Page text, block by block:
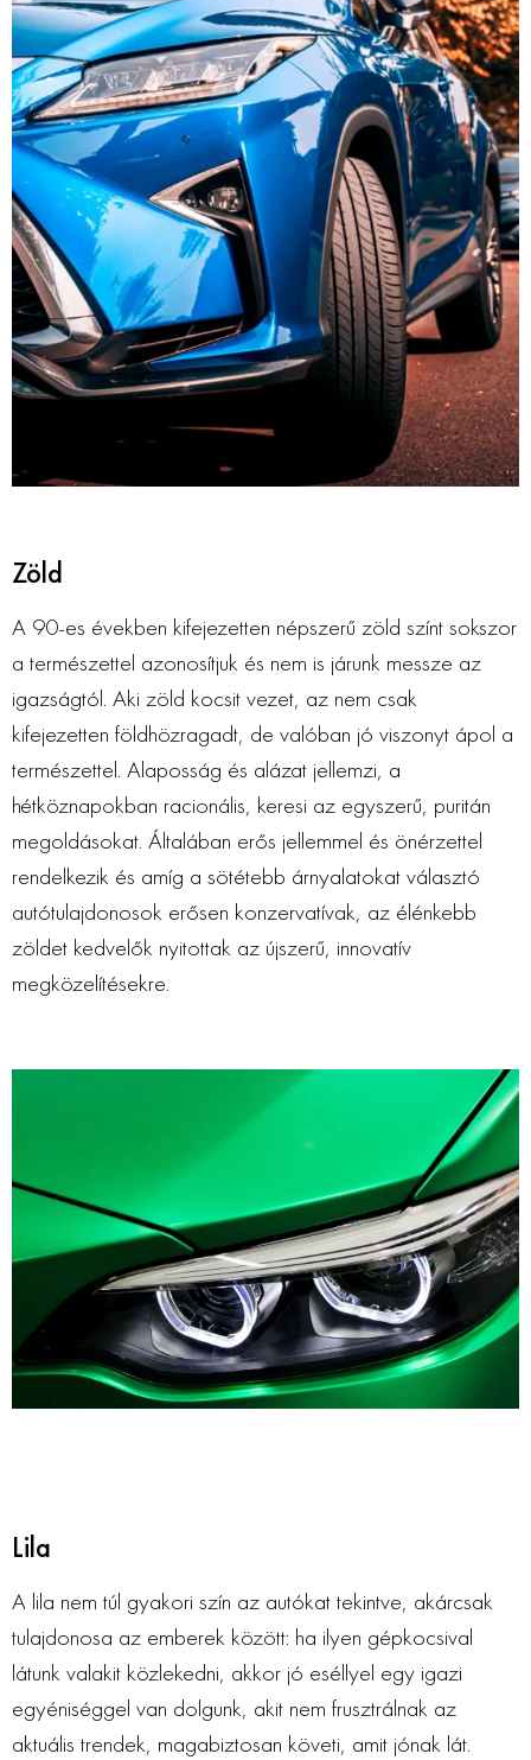
Zöld
A 90-es években kifejezetten népszerű zöld színt sokszor
a természettel azonosítjuk és nem is járunk messze az
igazságtól. Aki zöld kocsit vezet, az nem csak
kifejezetten földhözragadt, de valóban jó viszonyt ápol a
természettel. Alaposság és alázat jellemzi, a
hétköznapokban racionális, keresi az egyszerű, puritán
megoldásokat. Általában erős jellemmel és önérzettel
rendelkezik és amíg a sötétebb árnyalatokat választó
autótulajdonosok erősen konzervatívak, az élénkebb
zöldet kedvelők nyitottak az újszerű, innovatív
megközelítésekre.
Lila
A lila nem túl gyakori szín az autókat tekintve, akárcsak
tulajdonosa az emberek között: ha ilyen gépkocsival
látunk valakit közlekedni, akkor jó eséllyel egy igazi
egyéniséggel van dolgunk, akit nem frusztrálnak az
aktuális trendek, magabiztosan követi, amit jónak lát.